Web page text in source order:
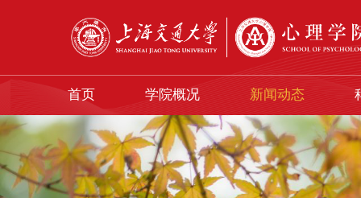
首页 学院概况 新闻动态